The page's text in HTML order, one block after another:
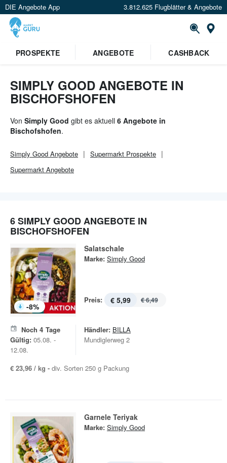
DIE Angebote App 3.812.625 Flugblätter & Angebote
PROSPEKTE
ANGEBOTE CASHBACK
SIMPLY GOOD ANGEBOTE IN
BISCHOFSHOFEN
Von Simply Good gibt es aktuell 6 Angebote in
Bischofshofen.
Simply Good Angebote Supermarkt Prospekte
Supermarkt Angebote
6 SIMPLY GOOD ANGEBOTE IN
BISCHOFSHOFEN
-8%
Salatschale
Marke: Simply Good
Preis: € 5,99 € 6,49
Noch 4 Tage
Gültig: 05.08. -
12.08.
Händler: BILLA
Mundiglerweg 2
€ 23,96 / kg - div. Sorten 250 g Packung
Garnele Teriyak
Marke: Simply Good